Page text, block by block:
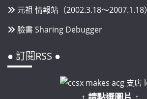
元祖 情報站（2002.3.18～2007.1.18）
臉書 Sharing Debugger
● 訂閱RSS ●